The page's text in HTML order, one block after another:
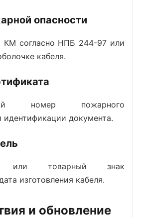
опасности
КМ согласно НПБ 244-97 или
кабеля.
номер пожарного
идентификации документа.
или товарный знак
изготовления кабеля.
и обновление